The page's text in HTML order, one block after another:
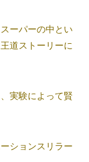
ーパーの中とい
道ストーリーに
実験によって賢
ションスリラー